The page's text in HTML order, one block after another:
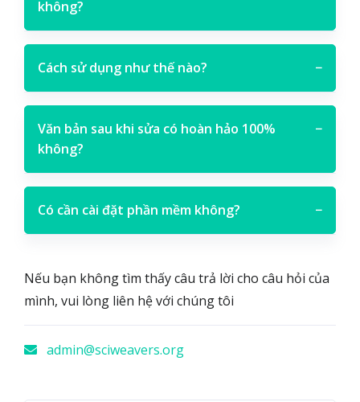
không?
Cách sử dụng như thế nào? −
Văn bản sau khi sửa có hoàn hảo 100%
không?
−
Có cần cài đặt phần mềm không? −
Nếu bạn không tìm thấy câu trả lời cho câu hỏi của
mình, vui lòng liên hệ với chúng tôi
admin@sciweavers.org